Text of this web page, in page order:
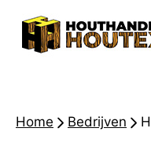
Home - Bedrijven -